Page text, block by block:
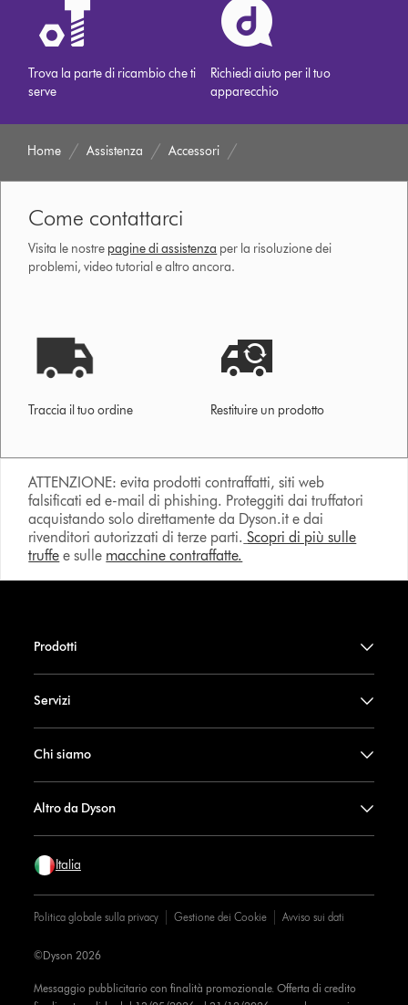
Trova la parte di ricambio che ti
serve
Richiedi aiuto per il tuo
apparecchio
Home Assistenza Accessori
Come contattarci
Visita le nostre pagine di assistenza per la risoluzione dei
problemi, video tutorial e altro ancora.
Traccia il tuo ordine Restituire un prodotto
ATTENZIONE: evita prodotti contraffatti, siti web
falsificati ed e-mail di phishing. Proteggiti dai truffatori
acquistando solo direttamente da Dyson.it e dai
rivenditori autorizzati di terze parti. Scopri di più sulle
truffe e sulle macchine contraffatte.
Prodotti
Servizi
Chi siamo
Altro da Dyson
Italia
Politica globale sulla privacy Gestione dei Cookie Avviso sui dati
Messaggio pubblicitario con finalità promozionale. Offerta di credito
©Dyson 2026